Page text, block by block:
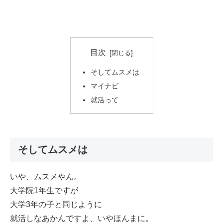
目次
そしてムスメは
マイナビ
就活って
そしてムスメは
いや、ムスメやん。
大学院1年生ですが
大学3年の子と同じように
就活しなあかんですよ、いやほんまに。